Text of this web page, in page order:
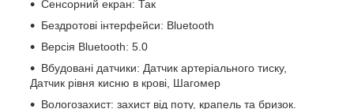
Сенсорний екран: Так
Бездротові інтерфейси: Bluetooth
Версія Bluetooth: 5.0
Вбудовані датчики: Датчик артеріального тиску,
Датчик рівня кисню в крові, Шагомер
Вологозахист: захист від поту, крапель та бризок.